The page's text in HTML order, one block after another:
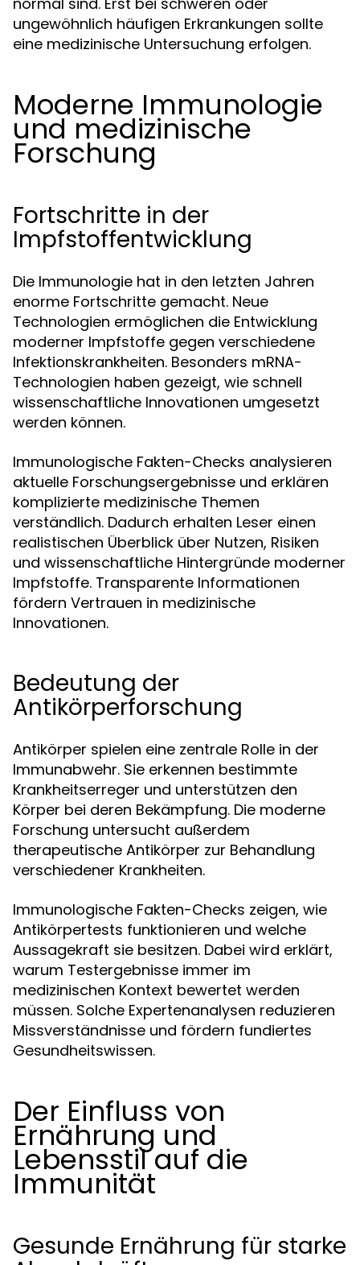
ungewöhnlich häufigen Erkrankungen sollte
eine medizinische Untersuchung erfolgen.
Moderne Immunologie
und medizinische
Forschung
Fortschritte in der
Impfstoffentwicklung
Die Immunologie hat in den letzten Jahren
enorme Fortschritte gemacht. Neue
Technologien ermöglichen die Entwicklung
moderner Impfstoffe gegen verschiedene
Infektionskrankheiten. Besonders mRNA-
Technologien haben gezeigt, wie schnell
wissenschaftliche Innovationen umgesetzt
werden können.
Immunologische Fakten-Checks analysieren
aktuelle Forschungsergebnisse und erklären
komplizierte medizinische Themen
verständlich. Dadurch erhalten Leser einen
realistischen Überblick über Nutzen, Risiken
und wissenschaftliche Hintergründe moderner
Impfstoffe. Transparente Informationen
fördern Vertrauen in medizinische
Innovationen.
Bedeutung der
Antikörperforschung
Antikörper spielen eine zentrale Rolle in der
Immunabwehr. Sie erkennen bestimmte
Krankheitserreger und unterstützen den
Körper bei deren Bekämpfung. Die moderne
Forschung untersucht außerdem
therapeutische Antikörper zur Behandlung
verschiedener Krankheiten.
Immunologische Fakten-Checks zeigen, wie
Antikörpertests funktionieren und welche
Aussagekraft sie besitzen. Dabei wird erklärt,
warum Testergebnisse immer im
medizinischen Kontext bewertet werden
müssen. Solche Expertenanalysen reduzieren
Missverständnisse und fördern fundiertes
Gesundheitswissen.
Der Einfluss von
Ernährung und
Lebensstil auf die
Immunität
Gesunde Ernährung für starke